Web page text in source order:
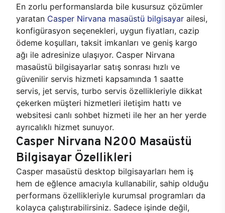
En zorlu performanslarda bile kusursuz çözümler
yaratan Casper Nirvana masaüstü bilgisayar ailesi,
konfigürasyon seçenekleri, uygun fiyatları, cazip
ödeme koşulları, taksit imkanları ve geniş kargo
ağı ile adresinize ulaşıyor. Casper Nirvana
masaüstü bilgisayarlar satış sonrası hızlı ve
güvenilir servis hizmeti kapsamında 1 saatte
servis, jet servis, turbo servis özellikleriyle dikkat
çekerken müşteri hizmetleri iletişim hattı ve
websitesi canlı sohbet hizmeti ile her an her yerde
ayrıcalıklı hizmet sunuyor.
Casper Nirvana N200 Masaüstü
Bilgisayar Özellikleri
Casper masaüstü desktop bilgisayarları hem iş
hem de eğlence amacıyla kullanabilir, sahip olduğu
performans özellikleriyle kurumsal programları da
kolayca çalıştırabilirsiniz. Sadece işinde değil,